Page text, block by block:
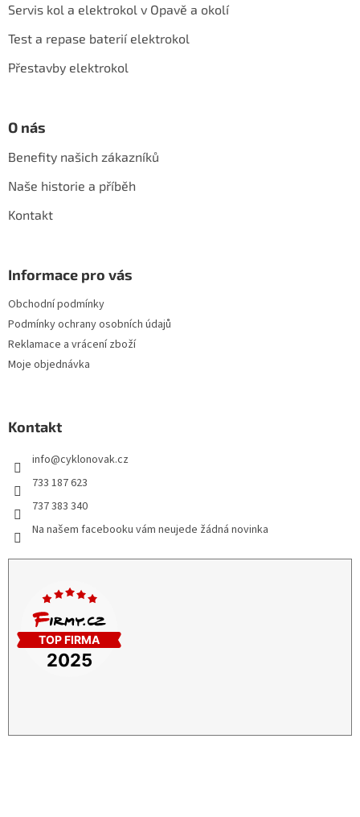
Servis kol a elektrokol v Opavě a okolí
Test a repase baterií elektrokol
Přestavby elektrokol
O nás
Benefity našich zákazníků
Naše historie a příběh
Kontakt
Informace pro vás
Obchodní podmínky
Podmínky ochrany osobních údajů
Reklamace a vrácení zboží
Moje objednávka
Kontakt
info@cyklonovak.cz
733 187 623
737 383 340
Na našem facebooku vám neujede žádná novinka